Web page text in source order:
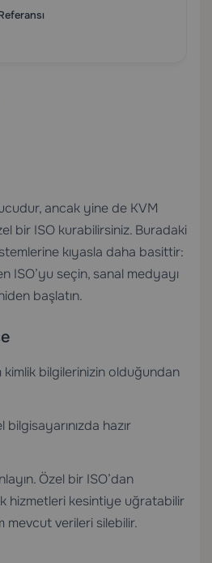
ancak yine de KVM
bir ISO kurabilirsiniz. Buradaki
kıyasla daha basittir:
ISO’yu seçin, sanal medyayı
başlatın.
bilgilerinizin olduğundan
bilgisayarınızda hazır
Özel bir ISO’dan
hizmetleri kesintiye uğratabilir
mevcut verileri silebilir.